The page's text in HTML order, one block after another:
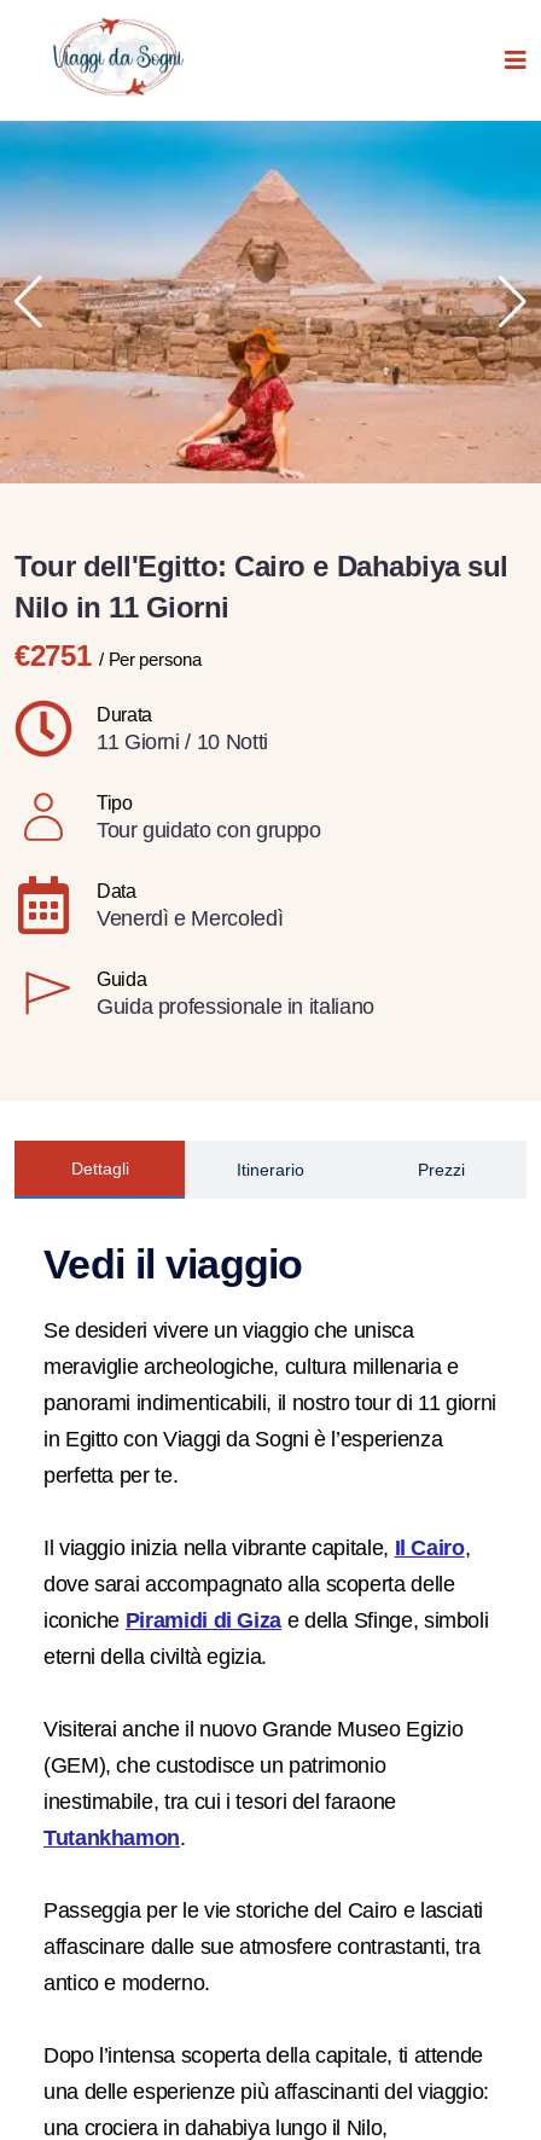
Tour dell'Egitto: Cairo e Dahabiya sul
Nilo in 11 Giorni
€2751/ Per persona
Durata
11 Giorni / 10 Notti
Tipo
Tour guidato con gruppo
Data
Venerdì e Mercoledì
Guida
Guida professionale in italiano
Dettagli Itinerario Prezzi
Vedi il viaggio
Se desideri vivere un viaggio che unisca
meraviglie archeologiche, cultura millenaria e
panorami indimenticabili, il nostro tour di 11 giorni
in Egitto con Viaggi da Sogni è l’esperienza
perfetta per te.
Il viaggio inizia nella vibrante capitale, Il Cairo,
dove sarai accompagnato alla scoperta delle
iconiche Piramidi di Giza e della Sfinge, simboli
eterni della civiltà egizia.
Visiterai anche il nuovo Grande Museo Egizio
(GEM), che custodisce un patrimonio
inestimabile, tra cui i tesori del faraone
Tutankhamon.
Passeggia per le vie storiche del Cairo e lasciati
affascinare dalle sue atmosfere contrastanti, tra
antico e moderno.
Dopo l’intensa scoperta della capitale, ti attende
una delle esperienze più affascinanti del viaggio:
una crociera in dahabiya lungo il Nilo,